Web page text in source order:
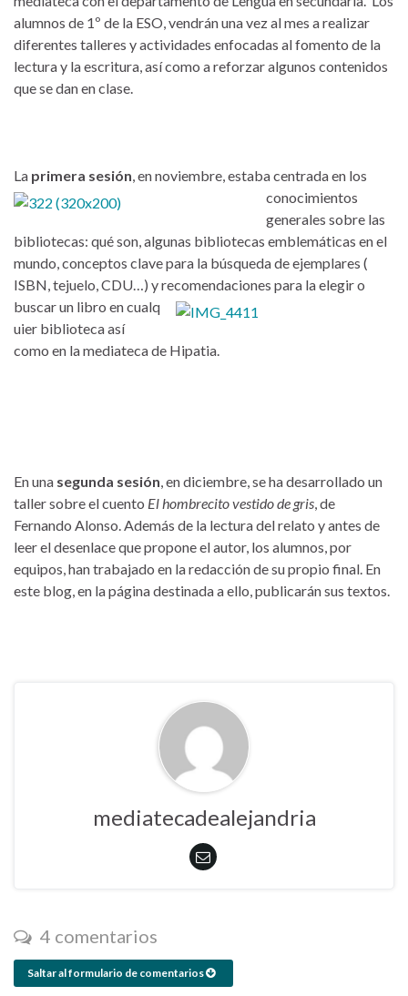
alumnos de 1º de la ESO, vendrán una vez al mes a realizar
diferentes talleres y actividades enfocadas al fomento de la
lectura y la escritura, así como a reforzar algunos contenidos
que se dan en clase.
La primera sesión, en noviembre, estaba centrada en los
conocimientos
generales sobre las
bibliotecas: qué son, algunas bibliotecas emblemáticas en el
mundo, conceptos clave para la búsqueda de ejemplares (
ISBN, tejuelo, CDU…) y recomendaciones para la elegir o
buscar un libro en cualq
uier biblioteca así
como en la mediateca de Hipatia.
En una segunda sesión, en diciembre, se ha desarrollado un
taller sobre el cuento El hombrecito vestido de gris, de
Fernando Alonso. Además de la lectura del relato y antes de
leer el desenlace que propone el autor, los alumnos, por
equipos, han trabajado en la redacción de su propio final. En
este blog, en la página destinada a ello, publicarán sus textos.
mediatecadealejandria
4 comentarios
Saltar al formulario de comentarios